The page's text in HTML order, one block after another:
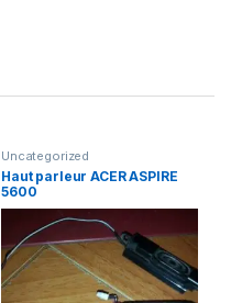
Uncategorized
Haut parleur ACER ASPIRE
5600